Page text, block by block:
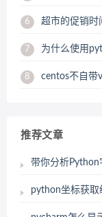
6 超市的促销时
7 为什么使用
8 centos不自带
推荐文章
带你分析Python
python坐标获取